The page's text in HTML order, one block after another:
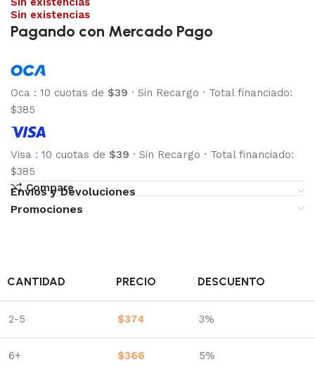
Sin existencias
Pagando con Mercado Pago
Oca : 10 cuotas de $39 · Sin Recargo · Total financiado:
$385
Visa : 10 cuotas de $39 · Sin Recargo · Total financiado:
$385
Compare
Envíos y Devoluciones
Promociones
CANTIDAD PRECIO DESCUENTO
2-5 $374 3%
6+ $366 5%